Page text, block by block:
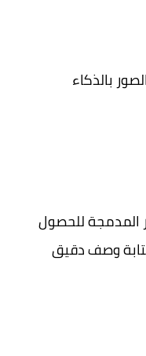
بالذكاء
المدمجة للحصول
وصف دقيق